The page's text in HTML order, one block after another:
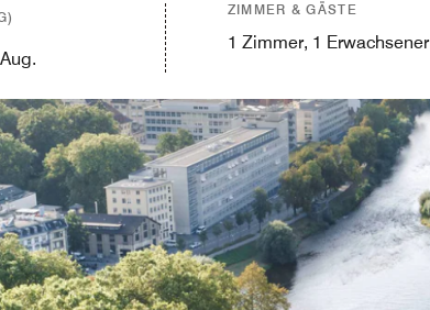
ZIMMER & GÄSTE
1 Zimmer, 1 Erwachsener